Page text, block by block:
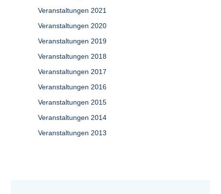
Veranstaltungen 2021
Veranstaltungen 2020
Veranstaltungen 2019
Veranstaltungen 2018
Veranstaltungen 2017
Veranstaltungen 2016
Veranstaltungen 2015
Veranstaltungen 2014
Veranstaltungen 2013